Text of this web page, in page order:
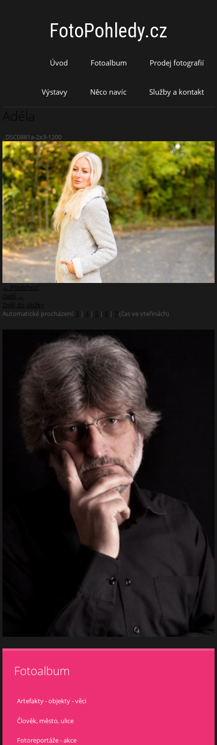
FotoPohledy.cz
Úvod Fotoalbum Prodej fotografií
Výstavy Něco navíc Služby a kontakt
Adéla
_DSC0881a-2x3-1200
← Předchozí
Další →
Zpět do složky
Automatické procházení: 3 | 4 | 5 | 6 | 7 (čas ve vteřinách)
Fotoalbum
Artefakty - objekty - věci
Člověk, město, ulice
Fotoreportáže - akce